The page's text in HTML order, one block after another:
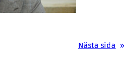
Nästa sida »